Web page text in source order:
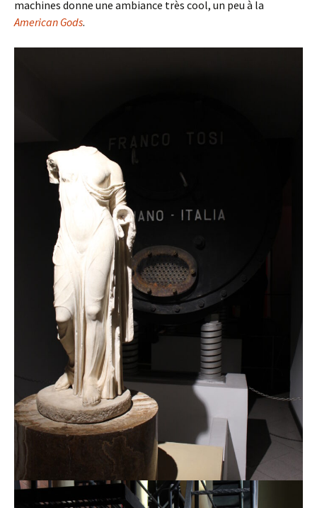
machines donne une ambiance très cool, un peu à la
American Gods.